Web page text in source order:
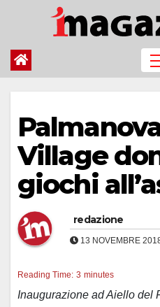
contenuto
Village
giochi
redazione
13 NOVEMBRE
Reading Time: 3 minutes
Inaugurazione ad Aiello del